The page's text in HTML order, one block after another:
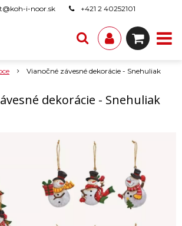
i-noor.sk +421 2 40252101
Vianočné závesné dekorácie - Snehuliak
dekorácie - Snehuliak